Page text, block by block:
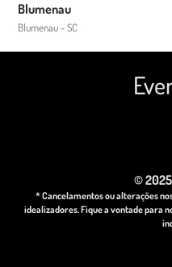
Blumenau
Blumenau - SC
©
* Cancelamentos ou alterações
idealizadores. Fique a vontade para